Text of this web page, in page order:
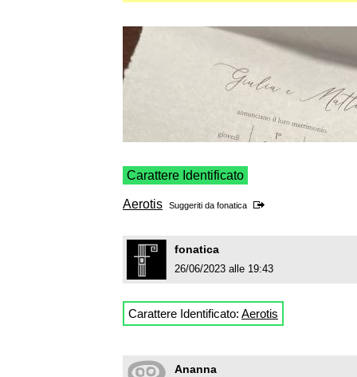
Carattere Identificato
Aerotis Suggeriti da fonatica
fonatica
26/06/2023 alle 19:43
Carattere Identificato: Aerotis
Ananna